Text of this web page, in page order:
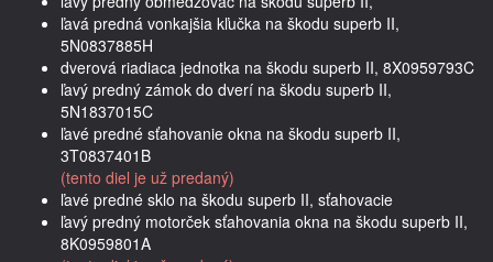
ľavá predná vonkajšia kľučka na škodu superb II,
5N0837885H
dverová riadiaca jednotka na škodu superb II, 8X0959793C
ľavý predný zámok do dverí na škodu superb II,
5N1837015C
ľavé predné sťahovanie okna na škodu superb II,
3T0837401B
(tento diel je už predaný)
ľavé predné sklo na škodu superb II, sťahovacie
ľavý predný motorček sťahovania okna na škodu superb II,
8K0959801A